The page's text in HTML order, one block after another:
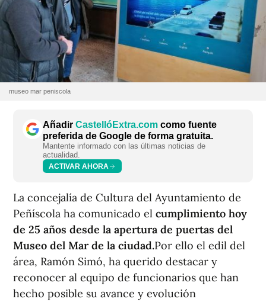
museo mar peniscola
Añadir CastellóExtra.com como fuente
preferida de Google de forma gratuita.
Mantente informado con las últimas noticias de
actualidad.
ACTIVAR AHORA
La concejalía de Cultura del Ayuntamiento de
Peñíscola ha comunicado el cumplimiento hoy
de 25 años desde la apertura de puertas del
Museo del Mar de la ciudad.Por ello el edil del
área, Ramón Simó, ha querido destacar y
reconocer al equipo de funcionarios que han
hecho posible su avance y evolución